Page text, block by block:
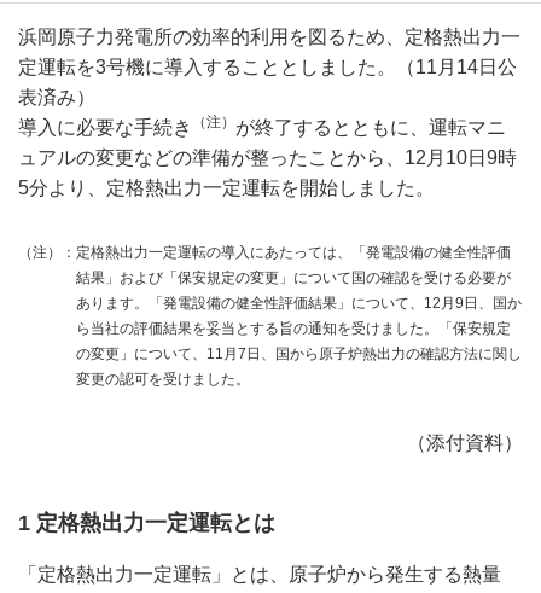
浜岡原子力発電所の効率的利用を図るため、定格熱出力一
定運転を3号機に導入することとしました。（11月14日公
表済み）
導入に必要な手続き
（注） が終了するとともに、運転マニ
ュアルの変更などの準備が整ったことから、12月10日9時
5分より、定格熱出力一定運転を開始しました。
（注）： 定格熱出力一定運転の導入にあたっては、「発電設備の健全性評価
結果」および「保安規定の変更」について国の確認を受ける必要が
あります。「発電設備の健全性評価結果」について、12月9日、国か
ら当社の評価結果を妥当とする旨の通知を受けました。「保安規定
の変更」について、11月7日、国から原子炉熱出力の確認方法に関し
変更の認可を受けました。
（添付資料）
1 定格熱出力一定運転とは
「定格熱出力一定運転」とは、原子炉から発生する熱量